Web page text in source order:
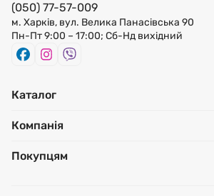
(050) 77-57-009
м. Харків, вул. Велика Панасівська 90
Пн-Пт 9:00 – 17:00; Сб-Нд вихідний
Каталог
Компанія
Покупцям